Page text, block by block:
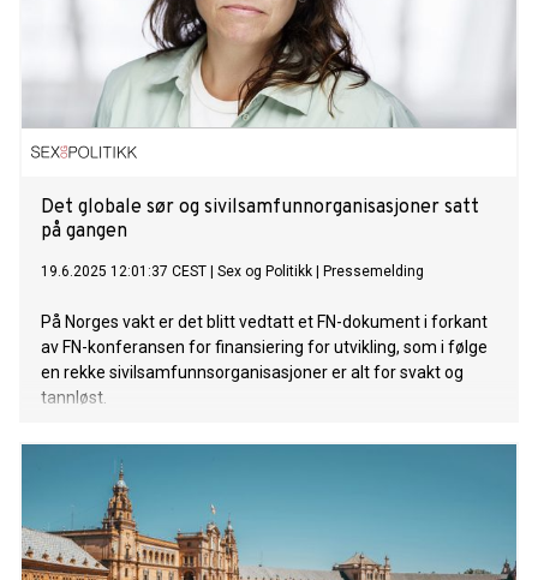
Det globale sør og sivilsamfunnorganisasjoner satt
på gangen
19.6.2025 12:01:37 CEST Sex og Politikk Pressemelding
På Norges vakt er det blitt vedtatt et FN-dokument i forkant
av FN-konferansen for finansiering for utvikling, som i følge
en rekke sivilsamfunnsorganisasjoner er alt for svakt og
tannløst.